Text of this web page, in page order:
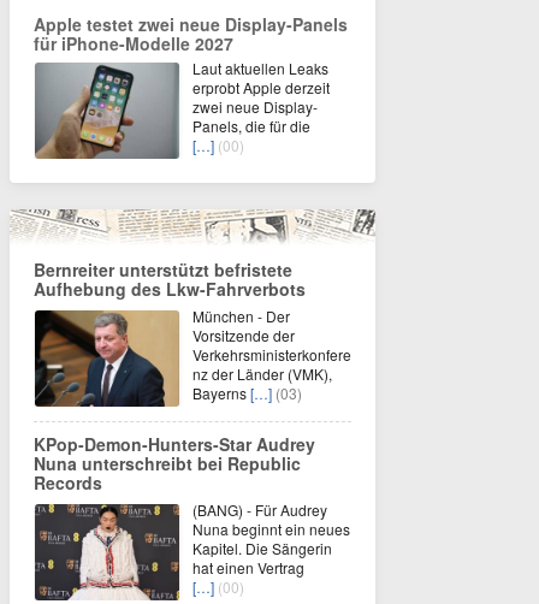
Apple testet zwei neue Display-Panels
für iPhone-Modelle 2027
Laut aktuellen Leaks
erprobt Apple derzeit
zwei neue Display-
Panels, die für die
[…] (00)
Bernreiter unterstützt befristete
Aufhebung des Lkw-Fahrverbots
München - Der
Vorsitzende der
Verkehrsministerkonfere
nz der Länder (VMK),
Bayerns[…] (03)
KPop-Demon-Hunters-Star Audrey
Nuna unterschreibt bei Republic
Records
(BANG) - Für Audrey
Nuna beginnt ein neues
Kapitel. Die Sängerin
hat einen Vertrag
[…] (00)